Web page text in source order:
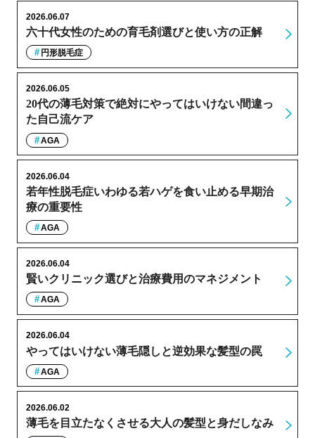
六十代女性のための育毛剤選びと使い方の正解
2026.06.07
円形脱毛症
20代の薄毛対策で絶対にやってはいけない間違っ
た自己流ケア
2026.06.05
AGA
若年性脱毛症いわゆる若ハゲを食い止める早期治
療の重要性
2026.06.04
AGA
賢いクリニック選びと治療費用のマネジメント
2026.06.04
AGA
やってはいけない薄毛隠しと逆効果な髪型の罠
2026.06.04
AGA
薄毛を目立たなくさせる大人の髪型と身だしなみ
2026.06.02